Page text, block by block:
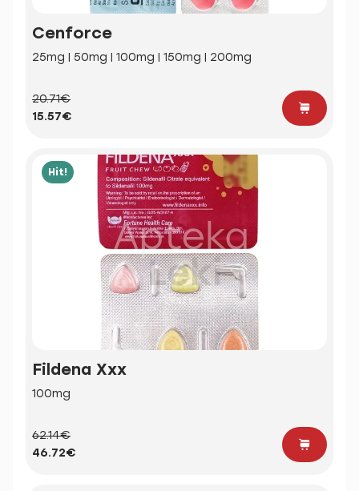
Cenforce
25mg | 50mg | 100mg | 150mg | 200mg
20.71€
15.57€
Hit!
Fildena Xxx
100mg
62.14€
46.72€